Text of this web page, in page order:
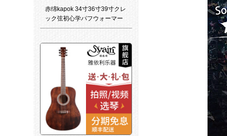
赤绵kapok 34寸36寸39寸クレ
ック弦初心学パフウォーマー
云杉単板エリックボックスボ
初学金：LC-14原色36寸